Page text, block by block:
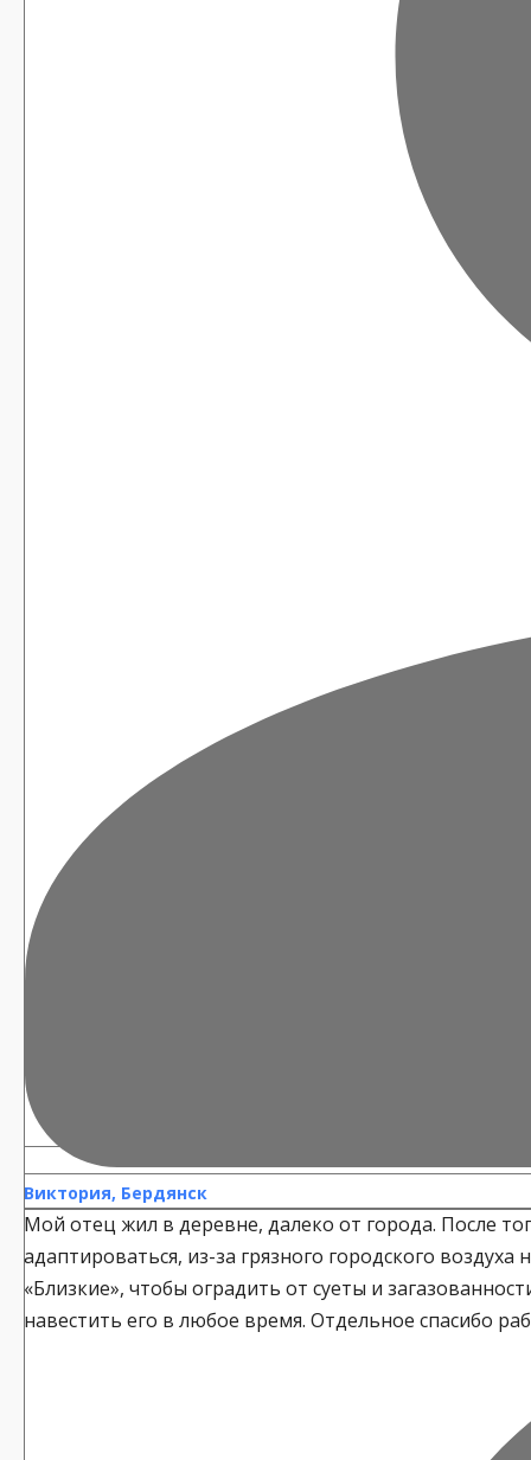
Виктория, Бердянск
Мой отец жил в деревне, далеко от города. После
адаптироваться, из-за грязного городского
«Близкие», чтобы оградить от суеты и
навестить его в любое время. Отдельное спасибо